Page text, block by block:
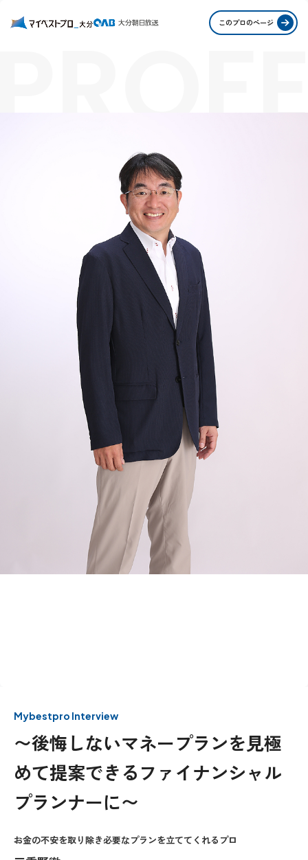
このプロのページ
Mybestpro Interview
〜後悔しないマネープランを見極
めて提案できるファイナンシャル
プランナーに〜
お金の不安を取り除き必要なプランを立ててくれるプロ